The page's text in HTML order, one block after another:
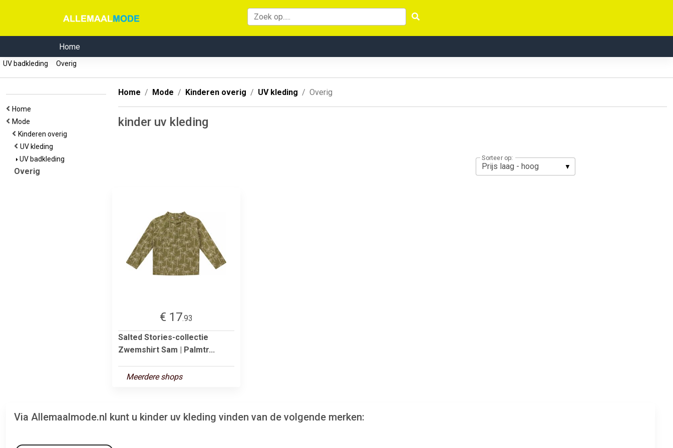
Home
UV badkleding Overig
Home
Mode
Kinderen overig
UV kleding
UV badkleding
Overig
Home Mode Kinderen overig UV kleding Overig
kinder uv kleding
Sorteer op:
€ 17.93
Salted Stories-collectie
Zwemshirt Sam | Palmtr...
Meerdere shops
Via Allemaalmode.nl kunt u kinder uv kleding vinden van de volgende merken: